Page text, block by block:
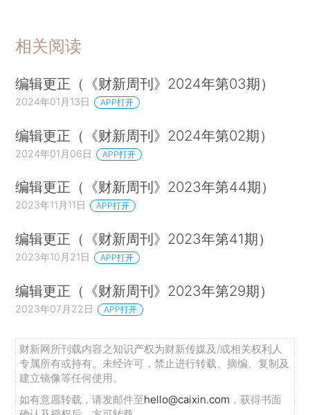
相关阅读
编辑更正（《财新周刊》2024年第03期）
2024年01月13日 APP打开
编辑更正（《财新周刊》2024年第02期）
2024年01月06日 APP打开
编辑更正（《财新周刊》2023年第44期）
2023年11月11日 APP打开
编辑更正（《财新周刊》2023年第41期）
2023年10月21日 APP打开
编辑更正（《财新周刊》2023年第29期）
2023年07月22日 APP打开
财新网所刊载内容之知识产权为财新传媒及/或相关权利人
专属所有或持有。未经许可，禁止进行转载、摘编、复制及
建立镜像等任何使用。
如有意愿转载，请发邮件至hello@caixin.com ，获得书面